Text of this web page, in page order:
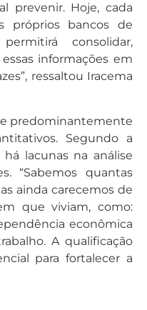
prevenir. Hoje, cada
próprios bancos de
consolidar,
informações em
ressaltou Iracema
predominantemente
Segundo a
há lacunas na análise
“Sabemos quantas
ainda carecemos de
que viviam, como:
econômica
A qualificação
para fortalecer a